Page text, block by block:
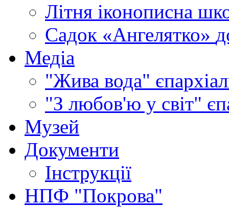
Літня іконописна
Садок «Ангелятко»
Медіа
"Жива вода"
"З любов'ю у світ"
Музей
Документи
Інструкції
НПФ "Покрова"